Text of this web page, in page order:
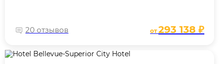
20 отзывов от293 138 ₽